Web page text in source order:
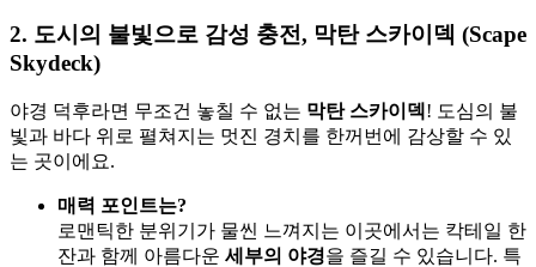
2. 도시의 불빛으로 감성 충전, 막탄 스카이덱 (Scape
Skydeck)
야경 덕후라면 무조건 놓칠 수 없는 막탄 스카이덱 ! 도심의 불
빛과 바다 위로 펼쳐지는 멋진 경치를 한꺼번에 감상할 수 있
는 곳이에요.
매력 포인트는?
로맨틱한 분위기가 물씬 느껴지는 이곳에서는 칵테일 한
잔과 함께 아름다운 세부의 야경을 즐길 수 있습니다. 특